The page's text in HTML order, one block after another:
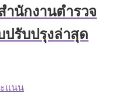
ำนักงานตำรวจ
ปรับปรุงล่าสุด
ะแนน